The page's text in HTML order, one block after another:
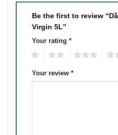
Be the first to review
Virgin 5L”
Your rating *
Your review *